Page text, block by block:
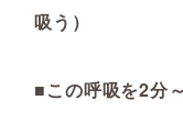
吸う）
■この呼吸を2分